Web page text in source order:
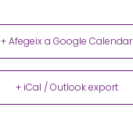
+ Afegeix a Google Calendar
+ iCal / Outlook export